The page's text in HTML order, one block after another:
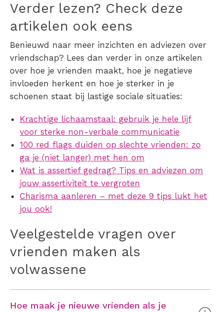
Verder lezen? Check deze
artikelen ook eens
Benieuwd naar meer inzichten en adviezen over
vriendschap? Lees dan verder in onze artikelen
over hoe je vrienden maakt, hoe je negatieve
invloeden herkent en hoe je sterker in je
schoenen staat bij lastige sociale situaties:
Krachtige lichaamstaal: gebruik je hele lijf
voor sterke non-verbale communicatie
100 red flags duiden op slechte vrienden: zo
ga je (niet langer) met hen om
Wat is assertief gedrag? Tips en adviezen om
jouw assertiviteit te vergroten
Charisma aanleren – met deze 9 tips lukt het
jou ook!
Veelgestelde vragen over
vrienden maken als
volwassene
Hoe maak je nieuwe vrienden als je